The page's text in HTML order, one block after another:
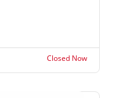
Closed Now